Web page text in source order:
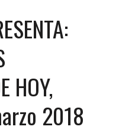
HOY,
2018